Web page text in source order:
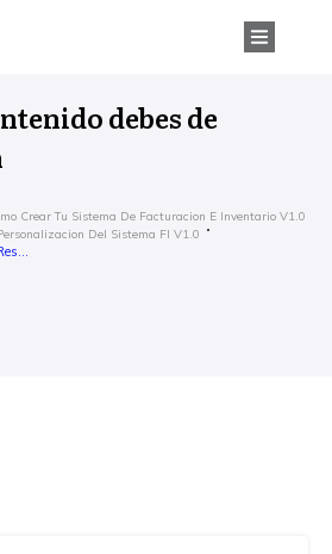
debes de
Crear Tu Sistema De Facturacion E Inventario V1.0
Del Sistema FI V1.0